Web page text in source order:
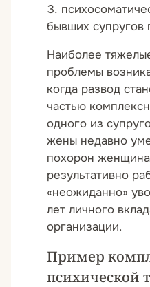
бывших супругов
Наиболее
проблемы
когда развод
частью
одного из
жены недавно
похорон
результативно
«неожиданно»
лет личного
организации.
Пример
психической